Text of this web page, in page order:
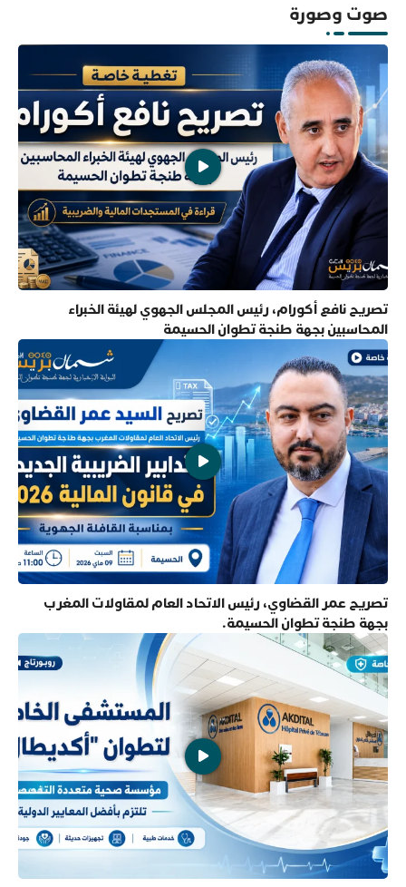
صوت وصورة
تصريح نافع أكورام، رئيس المجلس الجهوي لهيئة الخبراء
المحاسبين بجهة طنجة تطوان الحسيمة
تصريح عمر القضاوي، رئيس الاتحاد العام لمقاولات المغرب
بجهة طنجة تطوان الحسيمة.